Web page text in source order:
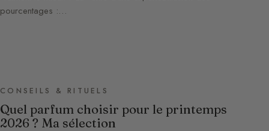
pourcentages :…
CONSEILS & RITUELS
Quel parfum choisir pour le printemps
2026 ? Ma sélection